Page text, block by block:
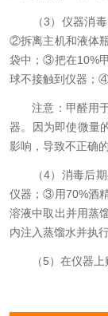
（3）仪器消毒
②拆离主机和液体
袋中；③把在10%
球不接触到仪器；
注意：甲醛用于
器。因为即使微量
影响，导致不正确
（4）消毒后期
仪器；③用70%酒
溶液中取出并用蒸
内注入蒸馏水并执
（5）在仪器上贴